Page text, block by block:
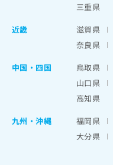
三重県
近畿
滋賀県
奈良県
中国・四国
鳥取県
山口県
高知県
九州・沖縄
福岡県
大分県